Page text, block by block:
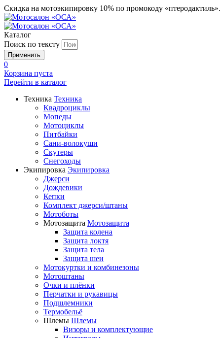
Скидка на мотоэкипировку 10% по промокоду
Каталог
Поиск по тексту
0
Корзина пуста
Перейти в каталог
Техника Техника
Квадроциклы
Мопеды
Мотоциклы
Питбайки
Сани-волокуши
Скутеры
Снегоходы
Экипировка Экипировка
Джерси
Дождевики
Кепки
Комплект джерси/штаны
Мотоботы
Мотозащита Мотозащита
Защита колена
Защита локтя
Защита тела
Защита шеи
Мотокуртки и комбинезоны
Мотоштаны
Очки и плёнки
Перчатки и рукавицы
Подшлемники
Термобельё
Шлемы Шлемы
Визоры и комплектующие